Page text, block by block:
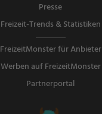
Presse
Freizeit-Trends & Statistiken
FreizeitMonster für Anbieter
Werben auf FreizeitMonster
Partnerportal